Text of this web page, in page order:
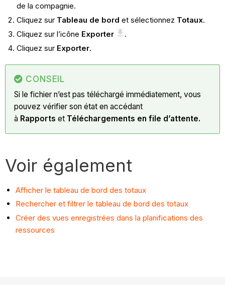
de la compagnie.
Cliquez sur Tableau de bord et sélectionnez Totaux.
Cliquez sur l’icône Exporter
.
Cliquez sur Exporter.
CONSEIL
Si le fichier n’est pas téléchargé immédiatement, vous
pouvez vérifier son état en accédant
à Rapports et Téléchargements en file d’attente.
Voir également
Afficher le tableau de bord des totaux
Rechercher et filtrer le tableau de bord des totaux
Créer des vues enregistrées dans la planifications des
ressources